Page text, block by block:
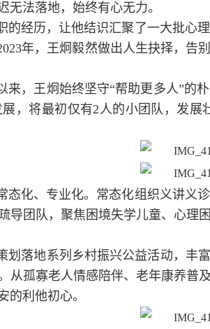
法落地，始终有心无力。
的经历，让他结识汇聚了一大批
年，王炯毅然做出人生抉择，
，王炯始终坚守“帮助更多人”
，将最初仅有2人的小团队，发
态化、专业化。常态化组织义讲
导团队，聚焦困境失学儿童、心
划落地系列乡村振兴公益活动，
从孤寡老人情感陪伴、老年康养
的利他初心。